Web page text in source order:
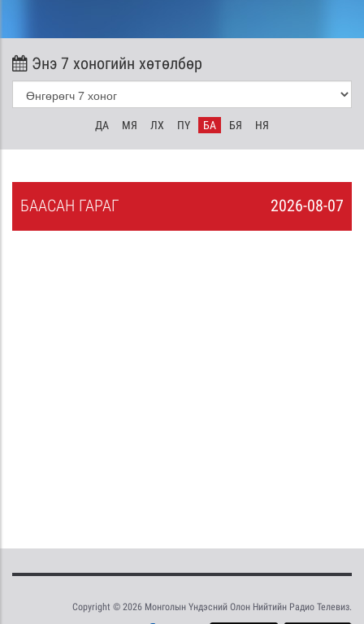
Энэ 7 хоногийн хөтөлбөр
ДА МЯ ЛХ ПҮ БА БЯ НЯ
2026-08-07
БААСАН ГАРАГ
Copyright © 2026 Монголын Үндэсний Олон Нийтийн Радио Телевиз.